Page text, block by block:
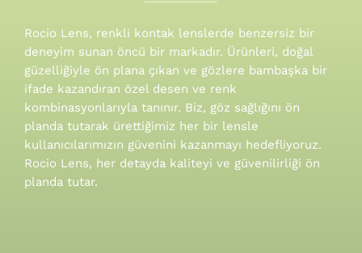
Rocio Lens, renkli kontak lenslerde benzersiz bir
deneyim sunan öncü bir markadır. Ürünleri, doğal
güzelliğiyle ön plana çıkan ve gözlere bambaşka bir
ifade kazandıran özel desen ve renk
kombinasyonlarıyla tanınır. Biz, göz sağlığını ön
planda tutarak ürettiğimiz her bir lensle
kullanıcılarımızın güvenini kazanmayı hedefliyoruz.
Rocio Lens, her detayda kaliteyi ve güvenilirliği ön
planda tutar.